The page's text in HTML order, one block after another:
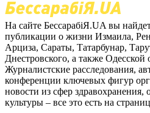
На сайте БессарабіЯ.UA вы
публикации о жизни Измаила,
Арциза, Сараты, Татарбунар,
Днестровского, а также
Журналистские расследования,
конференции ключевых фигур
новости из сфер здравохранения,
культуры – все это есть на